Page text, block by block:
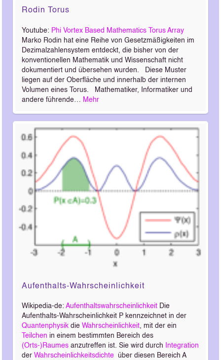
Rodin Torus
Youtube: Phi Vortex Based Mathematics Torus Array
Marko Rodin hat eine Reihe von Gesetzmäßigkeiten im
Dezimalzahlensystem entdeckt, die bisher von der
konventionellen Mathematik und Wissenschaft nicht
dokumentiert und übersehen wurden. Diese Muster
liegen auf der Oberfläche und innerhalb der internen
Volumen eines Torus. Mathematiker, Informatiker und
andere führende… Mehr
Aufenthalts-Wahrscheinlichkeit
Wikipedia-de:Aufenthaltswahrscheinlichkeit Die
Aufenthalts-Wahrscheinlichkeit P kennzeichnet in der
Quantenphysik dieWahrscheinlichkeit, mit der ein
Teilchen in einem bestimmten Bereich des
(Orts-)Raumes anzutreffen ist. Sie wird durch
Integration
derWahrscheinlichkeitsdichte über diesen Bereich A